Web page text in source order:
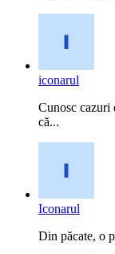
iconarul
Cunosc cazuri
că...
Iconarul
Din păcate, o